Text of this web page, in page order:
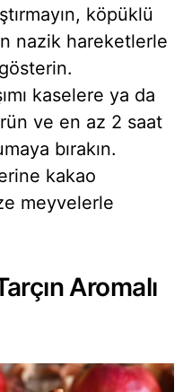
köpüklü
nazik hareketlerle
kaselere ya da
ve en az 2 saat
bırakın.
kakao
meyvelerle
Aromalı